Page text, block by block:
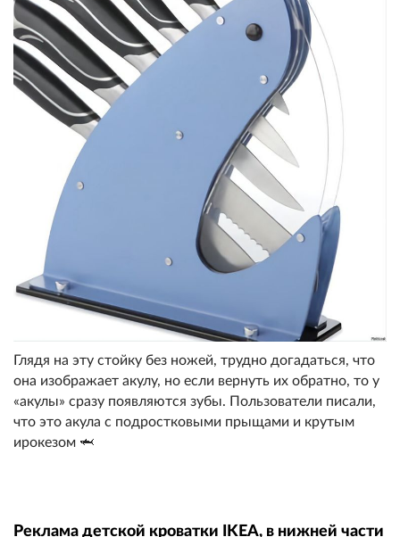
Глядя на эту стойку без ножей, трудно догадаться, что
она изображает акулу, но если вернуть их обратно, то у
«акулы» сразу появляются зубы. Пользователи писали,
что это акула с подростковыми прыщами и крутым
ирокезом 🦈
Реклама детской кроватки IKEA, в нижней части